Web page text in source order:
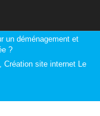
un déménagement et
?
Création site internet Le